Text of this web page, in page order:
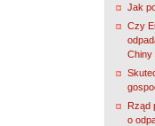
Jak
Czy
Chiny
Rząd
o